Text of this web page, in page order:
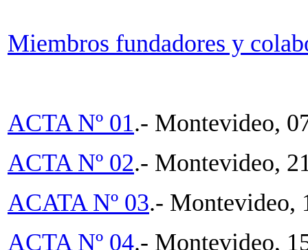
Miembros fundadores y
ACTA Nº 01.- Montevideo,
ACTA Nº 02.- Montevideo,
ACATA Nº 03.- Montevideo,
ACTA Nº 04.- Montevideo,